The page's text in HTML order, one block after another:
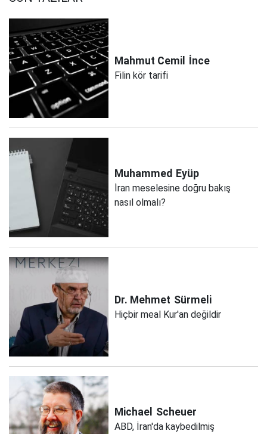
Mahmut Cemil İnce
Filin kör tarifi
Muhammed Eyüp
İran meselesine doğru bakış
nasıl olmalı?
Dr. Mehmet Sürmeli
Hiçbir meal Kur'an değildir
Michael Scheuer
ABD, İran'da kaybedilmiş